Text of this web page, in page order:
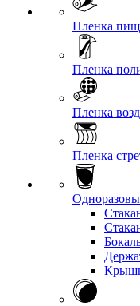
Пленка
Пленка
Пленка
Пленка